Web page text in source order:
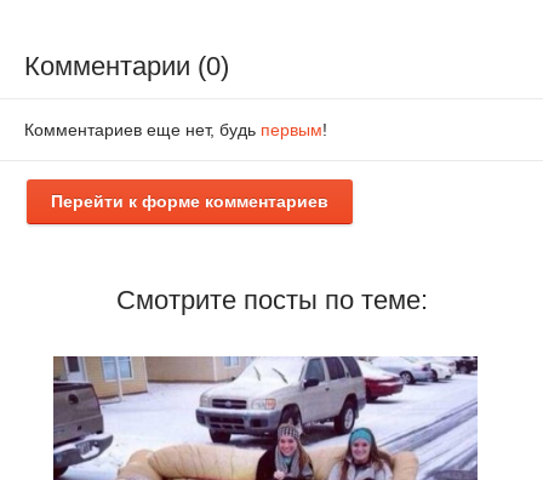
Комментарии (0)
Комментариев еще нет, будь первым!
Перейти к форме комментариев
Смотрите посты по теме: